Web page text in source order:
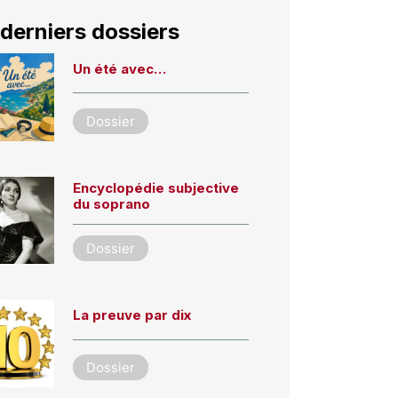
dossiers
Un été avec…
Dossier
Encyclopédie subjective
du soprano
Dossier
La preuve par dix
Dossier